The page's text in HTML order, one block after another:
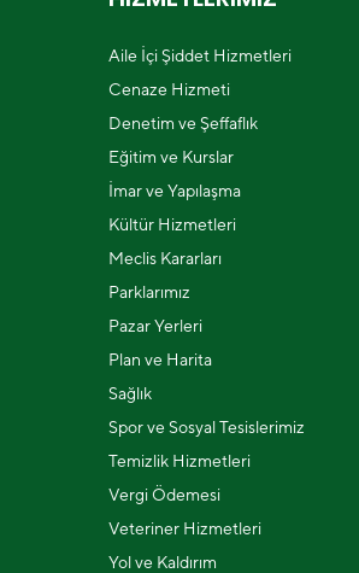
Aile İçi Şiddet Hizmetleri
Cenaze Hizmeti
Denetim ve Şeffaflık
Eğitim ve Kurslar
İmar ve Yapılaşma
Kültür Hizmetleri
Meclis Kararları
Parklarımız
Pazar Yerleri
Plan ve Harita
Sağlık
Spor ve Sosyal Tesislerimiz
Temizlik Hizmetleri
Vergi Ödemesi
Veteriner Hizmetleri
Yol ve Kaldırım